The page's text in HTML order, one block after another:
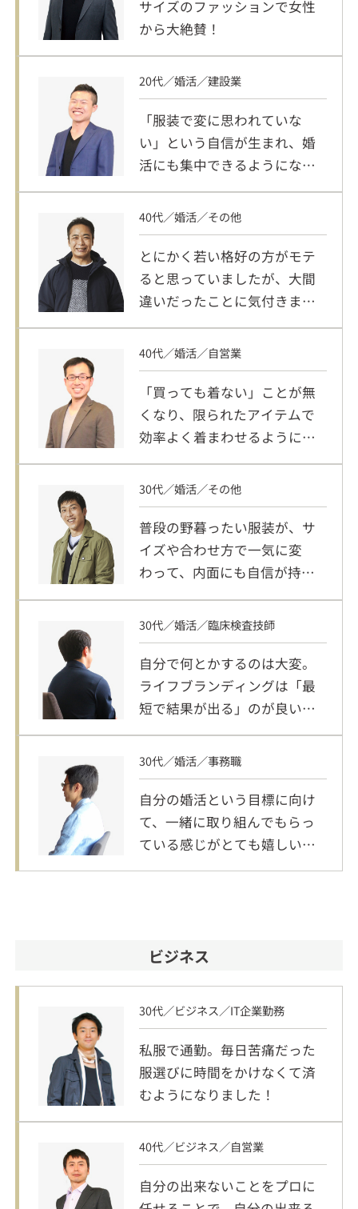
サイズのファッションで女性
から大絶賛！
20代／婚活／建設業
「服装で変に思われていな
い」という自信が生まれ、婚
活にも集中できるようになり
ました。
40代／婚活／その他
とにかく若い格好の方がモテ
ると思っていましたが、大間
違いだったことに気付きまし
た！
40代／婚活／自営業
「買っても着ない」ことが無
くなり、限られたアイテムで
効率よく着まわせるようにな
りました。
30代／婚活／その他
普段の野暮ったい服装が、サ
イズや合わせ方で一気に変
わって、内面にも自信が持て
るように。
30代／婚活／臨床検査技師
自分で何とかするのは大変。
ライフブランディングは「最
短で結果が出る」のが良いで
す。
30代／婚活／事務職
自分の婚活という目標に向け
て、一緒に取り組んでもらっ
ている感じがとても嬉しいで
す。
ビジネス
30代／ビジネス／IT企業勤務
私服で通勤。毎日苦痛だった
服選びに時間をかけなくて済
むようになりました！
40代／ビジネス／自営業
自分の出来ないことをプロに